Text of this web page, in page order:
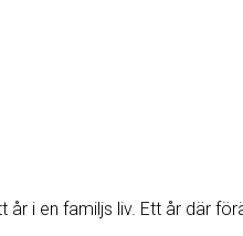
år i en familjs liv. Ett år där